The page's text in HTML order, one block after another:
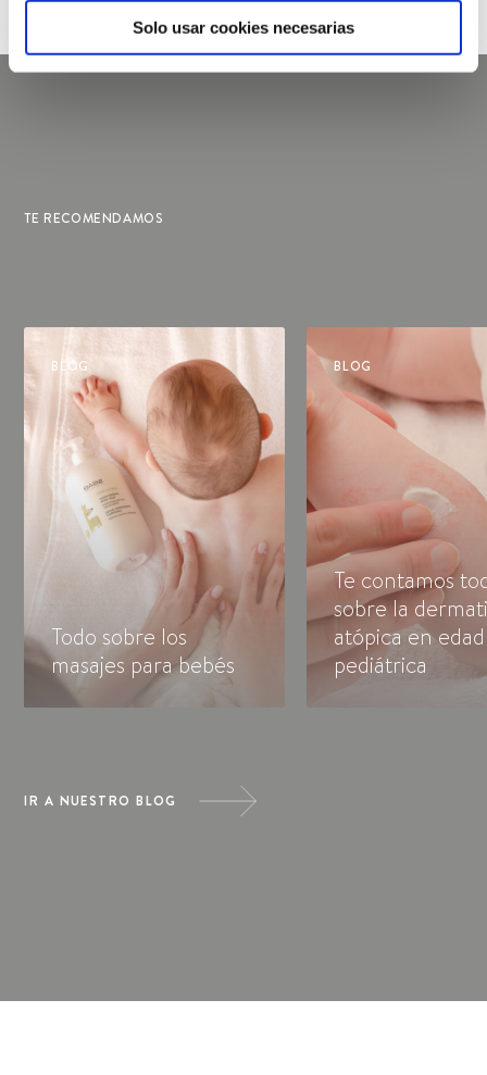
Solo usar cookies necesarias
TE RECOMENDAMOS
IR A NUESTRO BLOG
BLOG
Todo sobre los
masajes para bebés
BLOG
Te contamos
sobre la
atópica en edad
pediátrica